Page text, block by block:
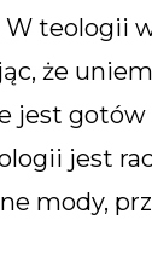
teologii
że
jest
jest
mody,